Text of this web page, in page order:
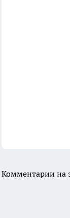
Комментарии на